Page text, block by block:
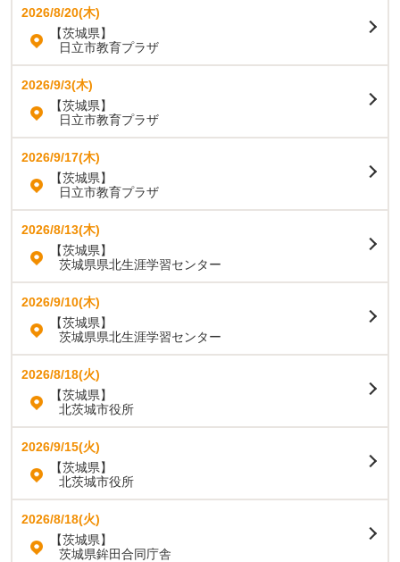
2026/8/20(木)
【茨城県】
日立市教育プラザ
2026/9/3(木)
【茨城県】
日立市教育プラザ
2026/9/17(木)
【茨城県】
日立市教育プラザ
2026/8/13(木)
【茨城県】
茨城県県北生涯学習センター
2026/9/10(木)
【茨城県】
茨城県県北生涯学習センター
2026/8/18(火)
【茨城県】
北茨城市役所
2026/9/15(火)
【茨城県】
北茨城市役所
2026/8/18(火)
【茨城県】
茨城県鉾田合同庁舎